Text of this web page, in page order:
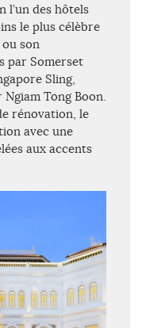
l’un des hôtels
le plus célèbre
son
par Somerset
Sling,
Tong Boon.
rénovation, le
avec une
aux accents